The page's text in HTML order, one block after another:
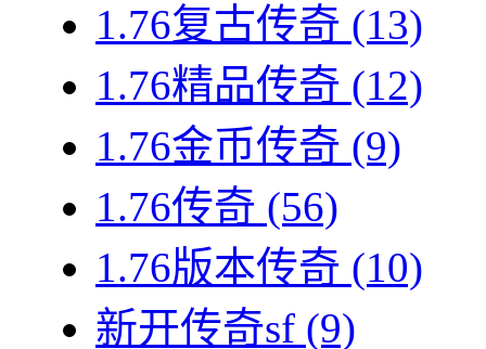
1.76复古传奇 (13)
1.76精品传奇 (12)
1.76金币传奇 (9)
1.76传奇 (56)
1.76版本传奇 (10)
新开传奇sf (9)